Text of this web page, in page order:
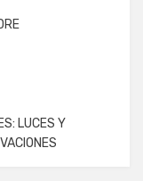
LUCES Y